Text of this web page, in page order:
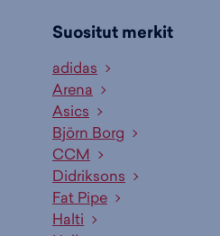
Suositut merkit
adidas
Arena
Asics
Björn Borg
CCM
Didriksons
Fat Pipe
Halti